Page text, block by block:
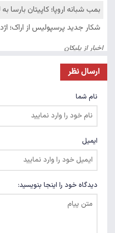
ارسال نظر
نام شما
ایمیل
دیدگاه خود را اینجا بنویسید: